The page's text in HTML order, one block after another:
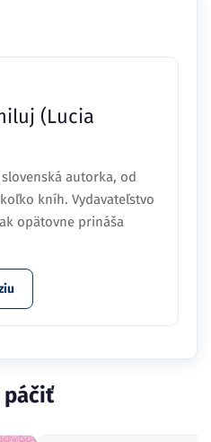
(Lucia
autorka, od
kníh. Vydavateľstvo
opätovne prináša
páčiť